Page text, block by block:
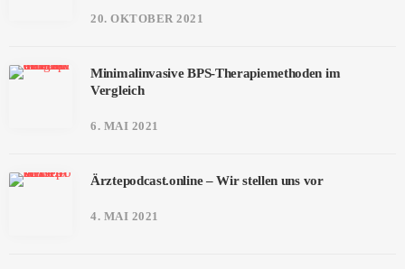
20. OKTOBER 2021
Minimalinvasive BPS-Therapiemethoden im
Vergleich
6. MAI 2021
Ärztepodcast.online – Wir stellen uns vor
4. MAI 2021